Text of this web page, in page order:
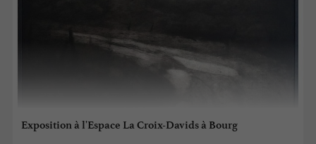
Exposition à l'Espace La Croix-Davids à Bourg